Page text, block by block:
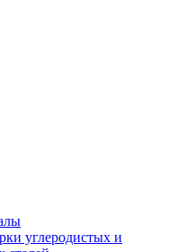
углеродистых и